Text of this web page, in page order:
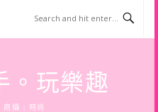
。玩樂趣
商攝 | 時尚